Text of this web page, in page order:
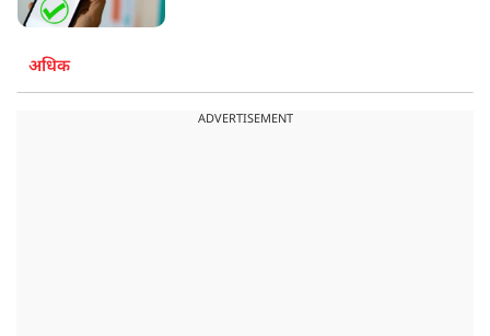
अधिक
ADVERTISEMENT